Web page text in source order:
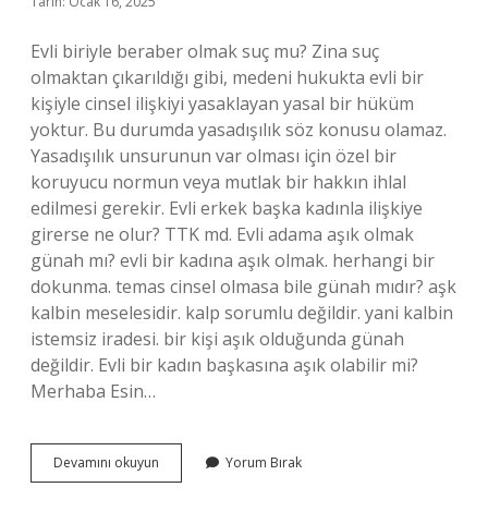
Evli biriyle beraber olmak suç mu? Zina suç
olmaktan çıkarıldığı gibi, medeni hukukta evli bir
kişiyle cinsel ilişkiyi yasaklayan yasal bir hüküm
yoktur. Bu durumda yasadışılık söz konusu olamaz.
Yasadışılık unsurunun var olması için özel bir
koruyucu normun veya mutlak bir hakkın ihlal
edilmesi gerekir. Evli erkek başka kadınla ilişkiye
girerse ne olur? TTK md. Evli adama aşık olmak
günah mı? evli bir kadına aşık olmak. herhangi bir
dokunma. temas cinsel olmasa bile günah mıdır? aşk
kalbin meselesidir. kalp sorumlu değildir. yani kalbin
istemsiz iradesi. bir kişi aşık olduğunda günah
değildir. Evli bir kadın başkasına aşık olabilir mi?
Merhaba Esin…
Devamını okuyun
Neden
Yorum Bırak